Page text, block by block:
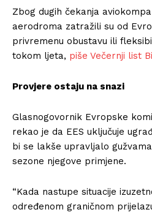
Zbog dugih čekanja
aerodroma zatražili su od
privremenu obustavu ili
tokom ljeta, piše Večernji list
Provjere ostaju na snazi
Glasnogovornik Evropske
rekao je da EES uključuje
bi se lakše upravljalo
sezone njegove primjene.
“Kada nastupe situacije
određenom graničnom